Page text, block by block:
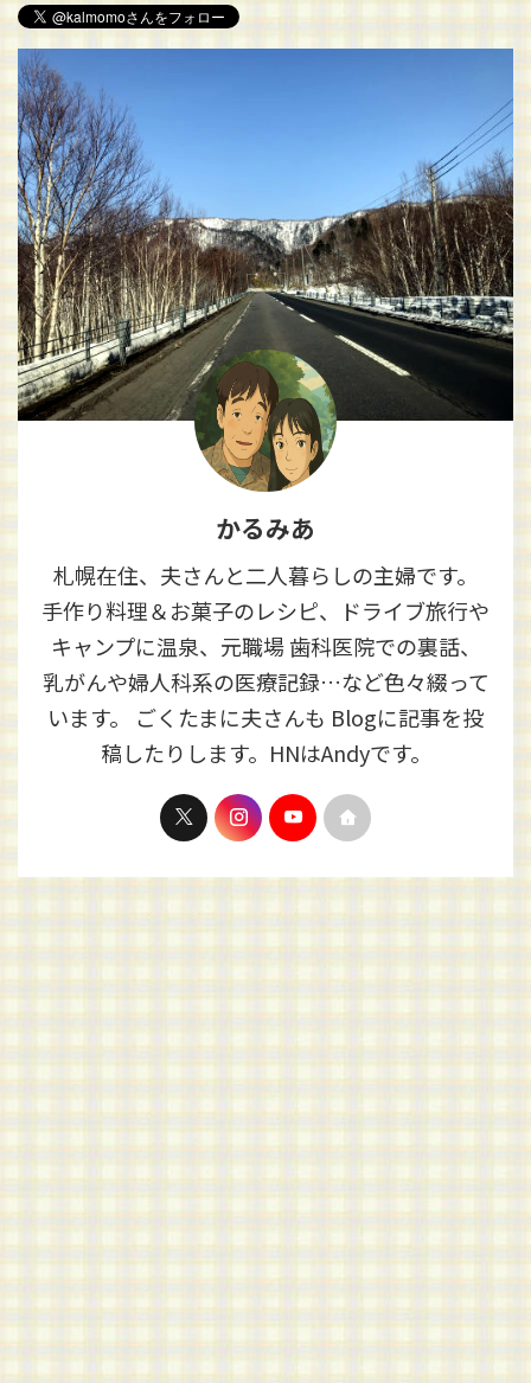
かるみあ
札幌在住、夫さんと二人暮らしの主婦です。
手作り料理＆お菓子のレシピ、ドライブ旅行や
キャンプに温泉、元職場 歯科医院での裏話、
乳がんや婦人科系の医療記録…など色々綴って
います。 ごくたまに夫さんも Blogに記事を投
稿したりします。HNはAndyです。